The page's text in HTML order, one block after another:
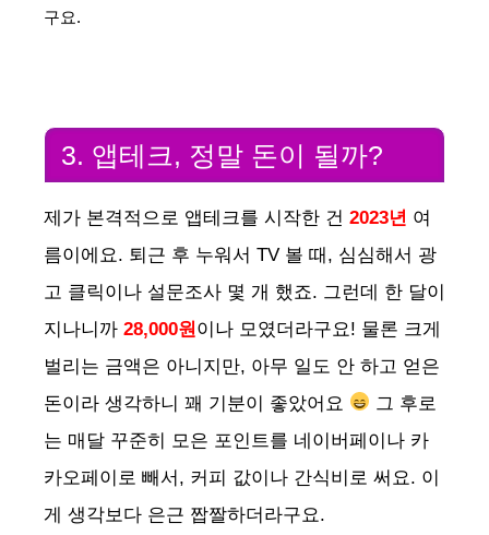
구요.
3. 앱테크, 정말 돈이 될까?
제가 본격적으로 앱테크를 시작한 건 2023년 여
름이에요. 퇴근 후 누워서 TV 볼 때, 심심해서 광
고 클릭이나 설문조사 몇 개 했죠. 그런데 한 달이
지나니까 28,000원 이나 모였더라구요! 물론 크게
벌리는 금액은 아니지만, 아무 일도 안 하고 얻은
돈이라 생각하니 꽤 기분이 좋았어요
그 후로
는 매달 꾸준히 모은 포인트를 네이버페이나 카
카오페이로 빼서, 커피 값이나 간식비로 써요. 이
게 생각보다 은근 짭짤하더라구요.